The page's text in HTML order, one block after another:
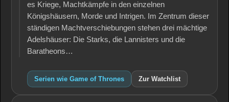
es Kriege, Machtkämpfe in den einzelnen
Königshäusern, Morde und Intrigen. Im Zentrum dieser
ständigen Machtverschiebungen stehen drei mächtige
Adelshäuser: Die Starks, die Lannisters und die
Baratheons…
Serien wie Game of Thrones Zur Watchlist